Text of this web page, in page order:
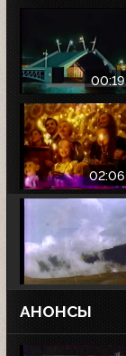
00:19
02:06
АНОНСЫ